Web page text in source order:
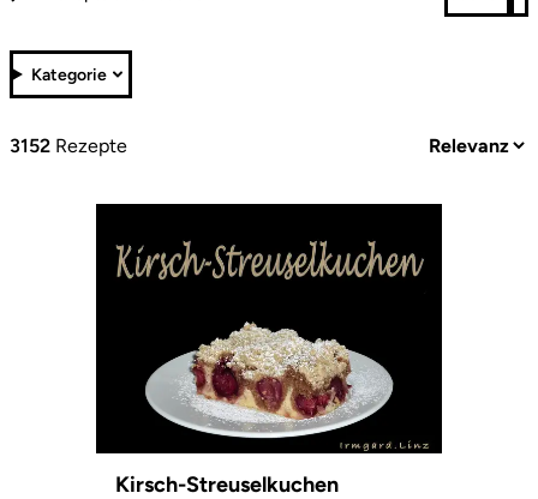
Kategorie
3152 Rezepte
Kirsch-Streuselkuchen